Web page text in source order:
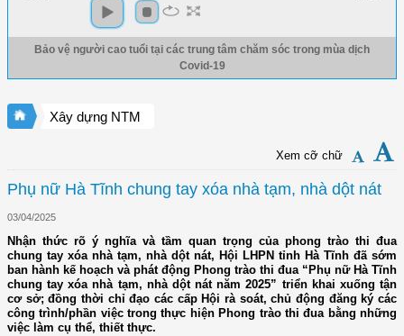
Bảo vệ người cao tuổi tại các trung tâm chăm sóc trong mùa dịch
Covid-19
Xây dựng NTM
Xem cỡ chữ
Phụ nữ Hà Tĩnh chung tay xóa nhà tạm, nhà dột nát
03/04/2025
Nhận thức rõ ý nghĩa và tầm quan trọng của phong trào thi đua
chung tay xóa nhà tạm, nhà dột nát, Hội LHPN tỉnh Hà Tĩnh đã sớm
ban hành kế hoạch và phát động Phong trào thi đua “Phụ nữ Hà Tĩnh
chung tay xóa nhà tạm, nhà dột nát năm 2025” triển khai xuống tận
cơ sở; đồng thời chỉ đạo các cấp Hội rà soát, chủ động đăng ký các
công trình/phần việc trong thực hiện Phong trào thi đua bằng những
việc làm cụ thể, thiết thực.